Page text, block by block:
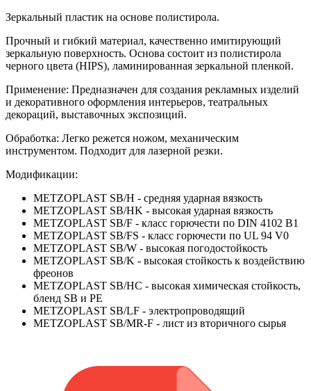
Зеркальный пластик на основе полистирола.
Прочный и гибкий материал, качественно имитирующий
зеркальную поверхность. Основа состоит из полистирола
черного цвета (HIPS), ламинированная зеркальной пленкой.
Применение: Предназначен для создания рекламных изделий
и декоративного оформления интерьеров, театральных
декораций, выставочных экспозиций.
Обработка: Легко режется ножом, механическим
инструментом. Подходит для лазерной резки.
Модификации:
METZOPLAST SB/H - средняя ударная вязкость
METZOPLAST SB/HK - высокая ударная вязкость
METZOPLAST SB/F - класс горючести по DIN 4102 B1
METZOPLAST SB/FS - класс горючести по UL 94 V0
METZOPLAST SB/W - высокая погодостойкость
METZOPLAST SB/K - высокая стойкость к воздействию
фреонов
METZOPLAST SB/HC - высокая химическая стойкость,
бленд SB и PE
METZOPLAST SB/LF - электропроводящий
METZOPLAST SB/MR-F - лист из вторичного сырья